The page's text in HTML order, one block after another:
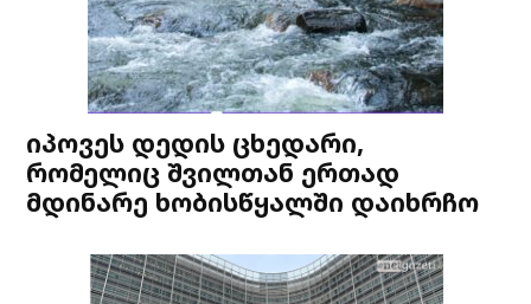
იპოვეს დედის ცხედარი,
რომელიც შვილთან ერთად
მდინარე ხობისწყალში დაიხრჩო